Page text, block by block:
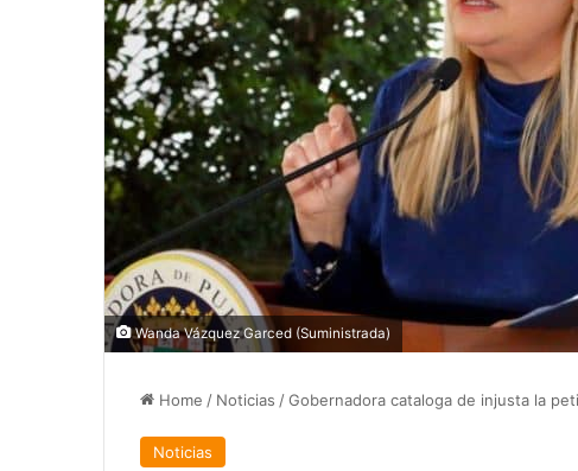
Wanda Vázquez Garced (Suministrada)
Home / Noticias /Gobernadora cataloga de injusta la
Noticias